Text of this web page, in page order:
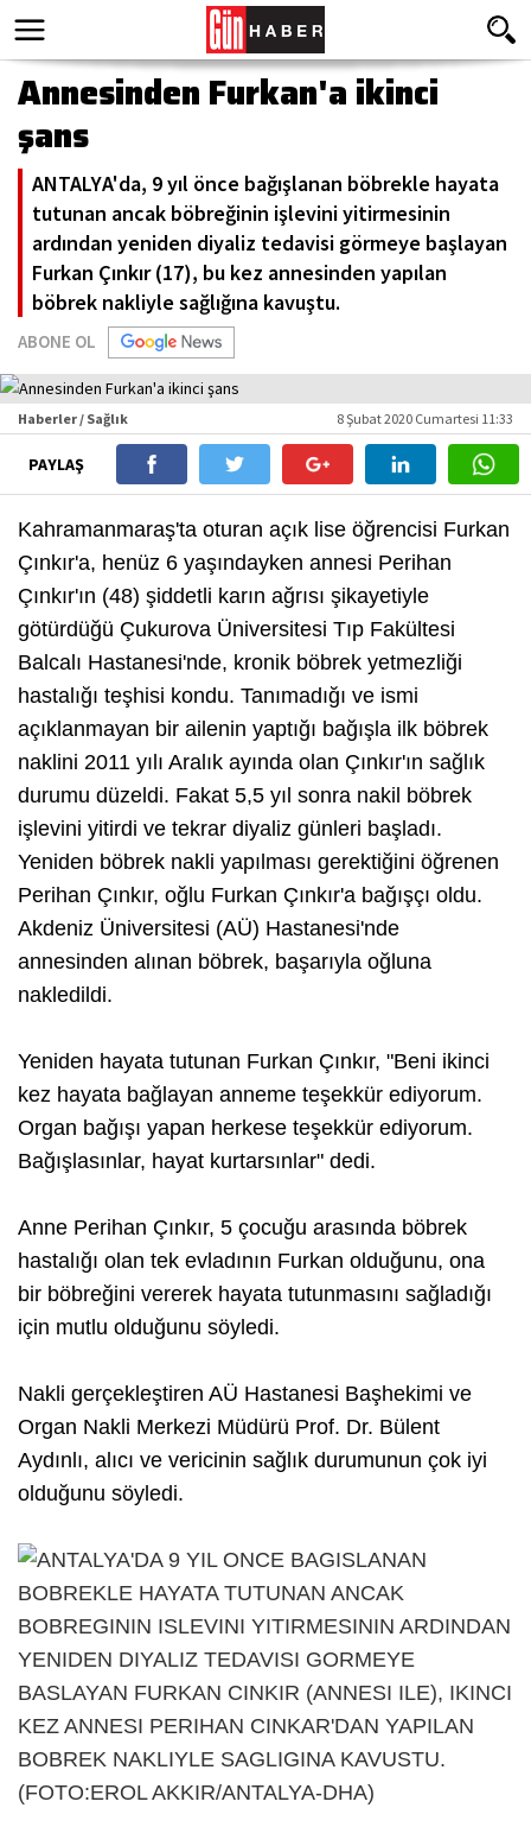
Annesinden Furkan'a ikinci
şans
ANTALYA'da, 9 yıl önce bağışlanan böbrekle hayata
tutunan ancak böbreğinin işlevini yitirmesinin
ardından yeniden diyaliz tedavisi görmeye başlayan
Furkan Çınkır (17), bu kez annesinden yapılan
böbrek nakliyle sağlığına kavuştu.
ABONE OL
Haberler / Sağlık 8 Şubat 2020 Cumartesi 11:33
PAYLAŞ
Kahramanmaraş'ta oturan açık lise öğrencisi Furkan
Çınkır'a, henüz 6 yaşındayken annesi Perihan
Çınkır'ın (48) şiddetli karın ağrısı şikayetiyle
götürdüğü Çukurova Üniversitesi Tıp Fakültesi
Balcalı Hastanesi'nde, kronik böbrek yetmezliği
hastalığı teşhisi kondu. Tanımadığı ve ismi
açıklanmayan bir ailenin yaptığı bağışla ilk böbrek
naklini 2011 yılı Aralık ayında olan Çınkır'ın sağlık
durumu düzeldi. Fakat 5,5 yıl sonra nakil böbrek
işlevini yitirdi ve tekrar diyaliz günleri başladı.
Yeniden böbrek nakli yapılması gerektiğini öğrenen
Perihan Çınkır, oğlu Furkan Çınkır'a bağışçı oldu.
Akdeniz Üniversitesi (AÜ) Hastanesi'nde
annesinden alınan böbrek, başarıyla oğluna
nakledildi.
Yeniden hayata tutunan Furkan Çınkır, "Beni ikinci
kez hayata bağlayan anneme teşekkür ediyorum.
Organ bağışı yapan herkese teşekkür ediyorum.
Bağışlasınlar, hayat kurtarsınlar" dedi.
Anne Perihan Çınkır, 5 çocuğu arasında böbrek
hastalığı olan tek evladının Furkan olduğunu, ona
bir böbreğini vererek hayata tutunmasını sağladığı
için mutlu olduğunu söyledi.
Nakli gerçekleştiren AÜ Hastanesi Başhekimi ve
Organ Nakli Merkezi Müdürü Prof. Dr. Bülent
Aydınlı, alıcı ve vericinin sağlık durumunun çok iyi
olduğunu söyledi.